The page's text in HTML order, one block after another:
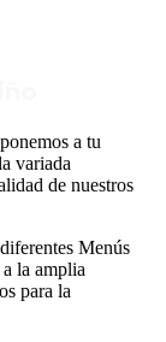
a tu
variada
de nuestros
Menús
la amplia
para la